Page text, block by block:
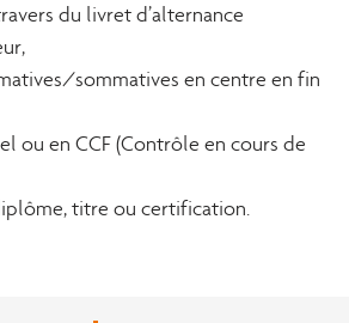
du livret d’alternance
sommatives en centre en fin
ou en CCF (Contrôle en cours de
titre ou certification.